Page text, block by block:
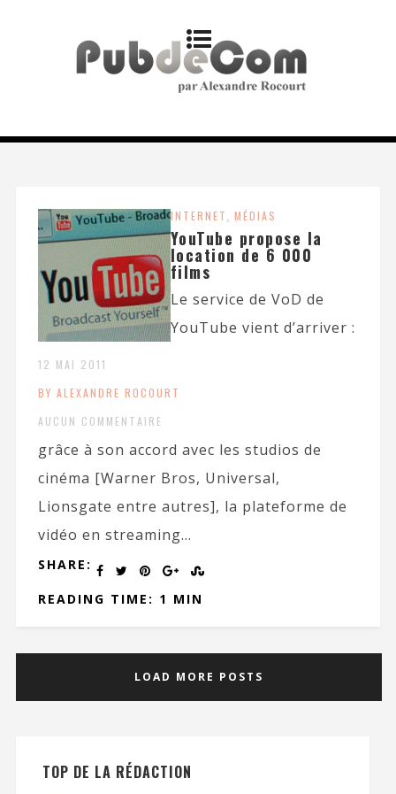
INTERNET, MÉDIAS
YouTube propose la
location de 6 000
films
12 MAI 2011
BY ALEXANDRE ROCOURT
AUCUN COMMENTAIRE
Le service de VoD de
YouTube vient d’arriver :
grâce à son accord avec les studios de
cinéma [Warner Bros, Universal,
Lionsgate entre autres], la plateforme de
vidéo en streaming...
SHARE:
READING TIME: 1 MIN
LOAD MORE POSTS
TOP DE LA RÉDACTION